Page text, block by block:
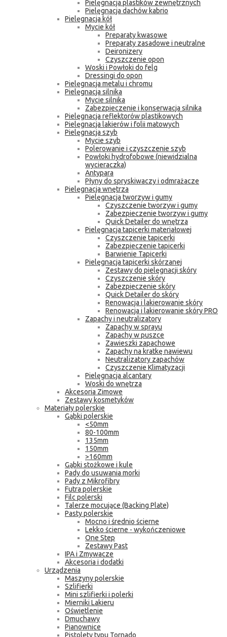
Pielęgnacja plastików zewnętrznych
Pielęgnacja dachów kabrio
Pielęgnacja kół
Mycie kół
Preparaty kwasowe
Preparaty zasadowe i neutralne
Deironizery
Czyszczenie opon
Woski i Powłoki do felg
Dressingi do opon
Pielęgnacja metalu i chromu
Pielęgnacja silnika
Mycie silnika
Zabezpieczenie i konserwacja silnika
Pielęgnacja reflektorów plastikowych
Pielęgnacja lakierów i folii matowych
Pielęgnacja szyb
Mycie szyb
Polerowanie i czyszczenie szyb
Powłoki hydrofobowe (niewidzialna
wycieraczka)
Antypara
Płyny do spryskiwaczy i odmrażacze
Pielęgnacja wnętrza
Pielęgnacja tworzyw i gumy
Czyszczenie tworzyw i gumy
Zabezpieczenie tworzyw i gumy
Quick Detailer do wnętrza
Pielęgnacja tapicerki materiałowej
Czyszczenie tapicerki
Zabezpieczenie tapicerki
Barwienie Tapicerki
Pielęgnacja tapicerki skórzanej
Zestawy do pielęgnacji skóry
Czyszczenie skóry
Zabezpieczenie skóry
Quick Detailer do skóry
Renowacja i lakierowanie skóry
Renowacja i lakierowanie skóry PRO
Zapachy i neutralizatory
Zapachy w sprayu
Zapachy w puszce
Zawieszki zapachowe
Zapachy na kratkę nawiewu
Neutralizatory zapachów
Czyszczenie Klimatyzacji
Pielęgnacja alcantary
Woski do wnętrza
Akcesoria Zimowe
Zestawy kosmetyków
Materiały polerskie
Gąbki polerskie
<50mm
80-100mm
135mm
150mm
>160mm
Gąbki stożkowe i kule
Pady do usuwania morki
Pady z Mikrofibry
Futra polerskie
Filc polerski
Talerze mocujące (Backing Plate)
Pasty polerskie
Mocno i średnio ścierne
Lekko ścierne - wykończeniowe
One Step
Zestawy Past
IPA i Zmywacze
Akcesoria i dodatki
Urządzenia
Maszyny polerskie
Szlifierki
Mini szlifierki i polerki
Mierniki Lakieru
Oświetlenie
Dmuchawy
Pianownice
Pistolety typu Tornado